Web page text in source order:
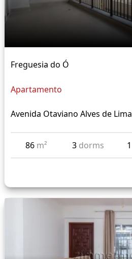
Freguesia do Ó
Apartamento
Avenida Otaviano Alves de Lima
86 m² 3 dorms 1